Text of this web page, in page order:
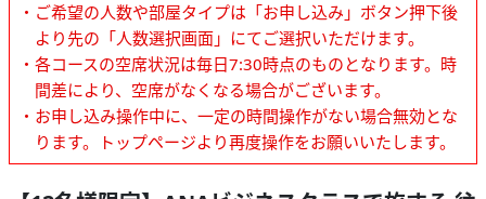
・ご希望の人数や部屋タイプは「お申し込み」ボタン押下後
より先の「人数選択画面」にてご選択いただけます。
・各コースの空席状況は毎日7:30時点のものとなります。時
間差により、空席がなくなる場合がございます。
・お申し込み操作中に、一定の時間操作がない場合無効とな
ります。トップページより再度操作をお願いいたします。